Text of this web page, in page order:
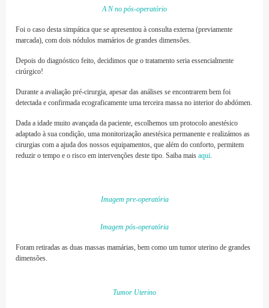
A N no pós-operatório
Foi o caso desta simpática que se apresentou à consulta externa (previamente
marcada), com dois nódulos mamários de grandes dimensões.
Depois do diagnóstico feito, decidimos que o tratamento seria essencialmente
cirúrgico!
Durante a avaliação pré-cirurgia, apesar das análises se encontrarem bem foi
detectada e confirmada ecograficamente uma terceira massa no interior do abdómen.
Dada a idade muito avançada da paciente, escolhemos um protocolo anestésico
adaptado à sua condição, uma monitorização anestésica permanente e realizámos as
cirurgias com a ajuda dos nossos equipamentos, que além do conforto, permitem
reduzir o tempo e o risco em intervenções deste tipo. Saiba mais aqui.
Imagem pre-operatória
Imagem pós-operatória
Foram retiradas as duas massas mamárias, bem como um tumor uterino de grandes
dimensões.
Tumor Uterino